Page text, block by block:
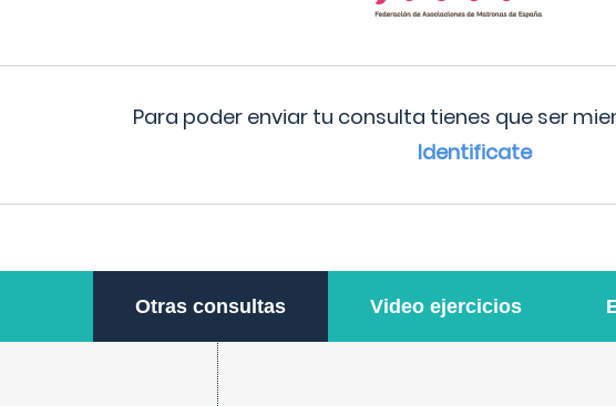
Para poder enviar tu consulta tienes que ser
Identificate
Otras consultas Video ejercicios